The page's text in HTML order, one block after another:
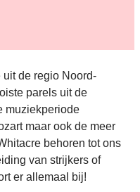
de regio Noord-
parels uit de
muziekperiode
maar ook de meer
behoren tot ons
van strijkers of
er allemaal bij!